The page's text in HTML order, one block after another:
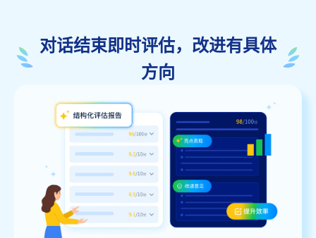
对话结束即时评估，改进有具体
方向